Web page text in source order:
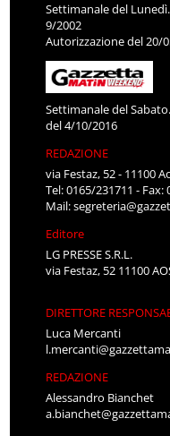
Settimanale del
9/2002
Autorizzazione del 20/
Settimanale del
del 4/10/2016
REDAZIONE
via Festaz, 52 - 11100
Tel: 0165/231711 - Fax:
Mail:
Editore
LG PRESSE S.R.L.
via Festaz, 52 11100
DIRETTORE
Luca Mercanti
REDAZIONE
Alessandro Bianchet